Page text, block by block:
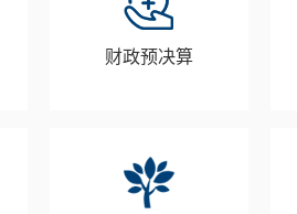
财政预决算